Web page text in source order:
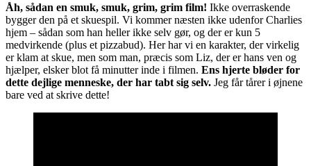
Åh, sådan en smuk, smuk, grim, grim film! Ikke overraskende
bygger den på et skuespil. Vi kommer næsten ikke udenfor Charlies
hjem – sådan som han heller ikke selv gør, og der er kun 5
medvirkende (plus et pizzabud). Her har vi en karakter, der virkelig
er klam at skue, men som man, præcis som Liz, der er hans ven og
hjælper, elsker blot få minutter inde i filmen. Ens hjerte bløder for
dette dejlige menneske, der har tabt sig selv. Jeg får tårer i øjnene
bare ved at skrive dette!